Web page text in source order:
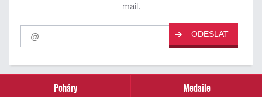
mail.
Pro
odběr
našich
ODESLAT
Poháry
Medaile